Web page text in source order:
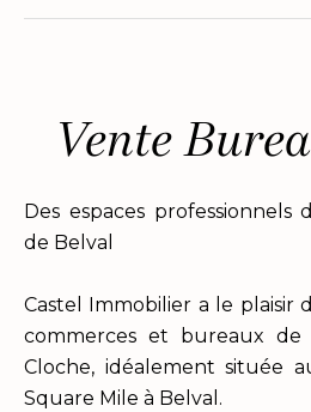
Vente
Des espaces
de Belval
Castel Immobilier a le plaisir
commerces et bureaux
Cloche, idéalement située
Square Mile à Belval.